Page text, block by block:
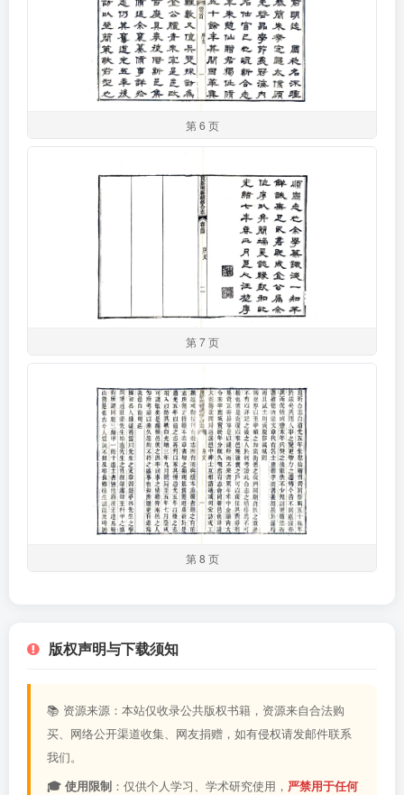
第 6 页
第 7 页
第 8 页
版权声明与下载须知
📚 资源来源：本站仅收录公共版权书籍，资源来自合法购
买、网络公开渠道收集、网友捐赠，如有侵权请发邮件联系
我们。
🎓 使用限制 ：仅供个人学习、学术研究使用， 严禁用于任何